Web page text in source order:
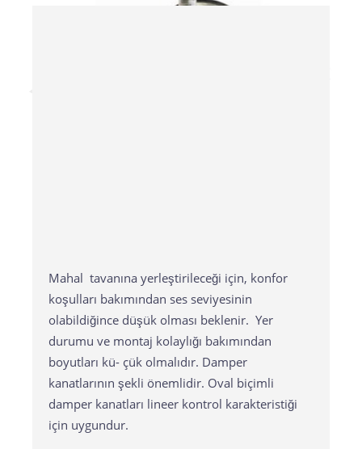
Mahal tavanına yerleştirileceği için, konfor
koşulları bakımından ses seviyesinin
olabildiğince düşük olması beklenir. Yer
durumu ve montaj kolaylığı bakımından
boyutları kü- çük olmalıdır. Damper
kanatlarının şekli önemlidir. Oval biçimli
damper kanatları lineer kontrol karakteristiği
için uygundur.